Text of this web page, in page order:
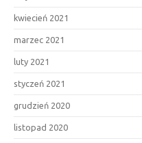
kwiecień 2021
marzec 2021
luty 2021
styczeń 2021
grudzień 2020
listopad 2020